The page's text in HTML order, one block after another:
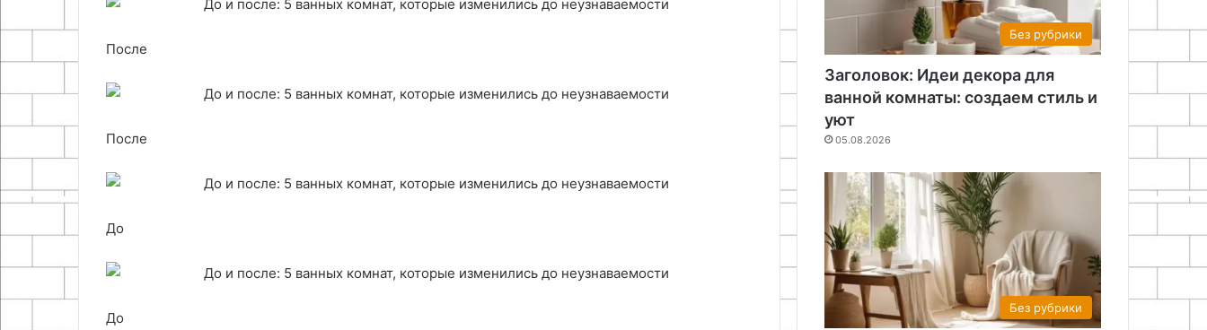
После
После
До
До
Без рубрики
Заголовок: Идеи декора для
ванной комнаты: создаем стиль и
уют
05.08.2026
Без рубрики